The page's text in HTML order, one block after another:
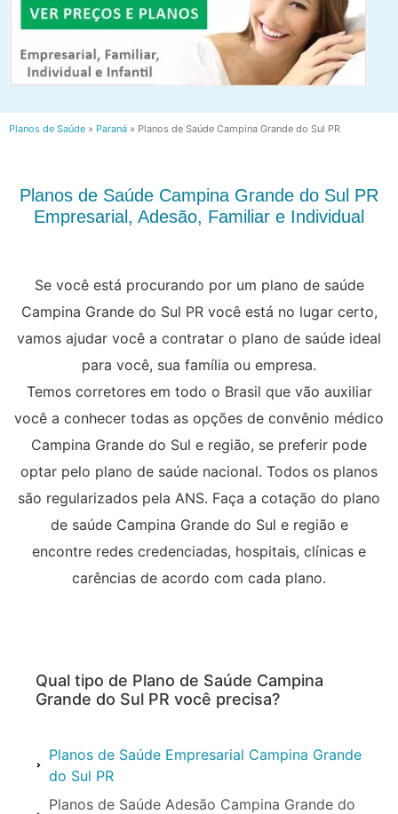
Planos de Saúde » Paraná » Planos de Saúde Campina Grande do Sul PR
Planos de Saúde Campina Grande do Sul PR
Empresarial, Adesão, Familiar e Individual
Se você está procurando por um plano de saúde
Campina Grande do Sul PR você está no lugar certo,
vamos ajudar você a contratar o plano de saúde ideal
para você, sua família ou empresa.
Temos corretores em todo o Brasil que vão auxiliar
você a conhecer todas as opções de convênio médico
Campina Grande do Sul e região, se preferir pode
optar pelo plano de saúde nacional. Todos os planos
são regularizados pela ANS. Faça a cotação do plano
de saúde Campina Grande do Sul e região e
encontre redes credenciadas, hospitais, clínicas e
carências de acordo com cada plano.
Qual tipo de Plano de Saúde Campina
Grande do Sul PR você precisa?
Planos de Saúde Empresarial Campina Grande
do Sul PR
Planos de Saúde Adesão Campina Grande do